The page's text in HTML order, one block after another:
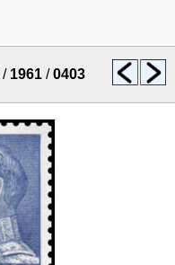
/ 1961 /0403